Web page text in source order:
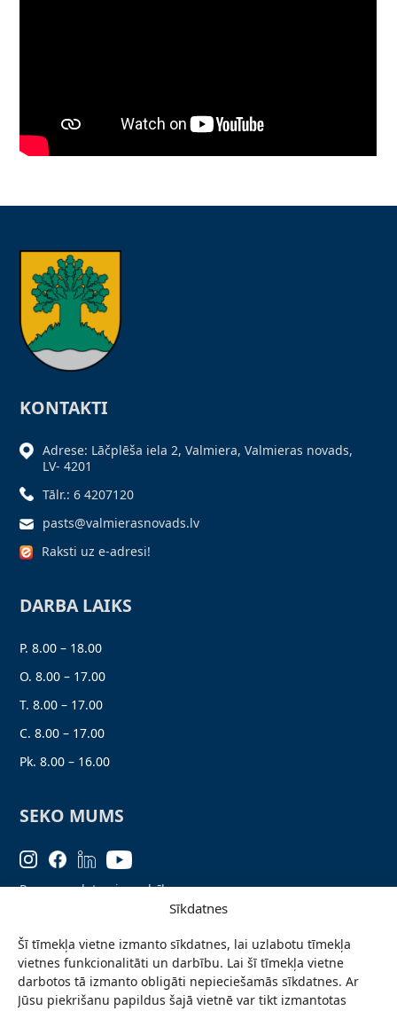
Sīkdatnes
Šī tīmekļa vietne izmanto sīkdatnes, lai uzlabotu tīmekļa
vietnes funkcionalitāti un darbību. Lai šī tīmekļa vietne
darbotos tā izmanto obligāti nepieciešamās sīkdatnes. Ar
Jūsu piekrišanu papildus šajā vietnē var tikt izmantotas
KONTAKTI
Adrese: Lāčplēša iela 2, Valmiera, Valmieras novads,
LV- 4201
Tālr.: 6 4207120
pasts@valmierasnovads.lv
Raksti uz e-adresi!
DARBA LAIKS
P. 8.00 – 18.00
O. 8.00 – 17.00
T. 8.00 – 17.00
C. 8.00 – 17.00
Pk. 8.00 – 16.00
SEKO MUMS
Personas datu aizsardzība
Ziņo par problēmu
Pieteikties jaunumiem
Piekļūstamības paziņojums